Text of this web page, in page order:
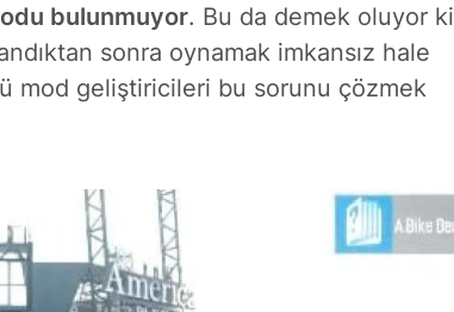
bulunmuyor. Bu da demek oluyor ki
sonra oynamak imkansız hale
mod geliştiricileri bu sorunu çözmek